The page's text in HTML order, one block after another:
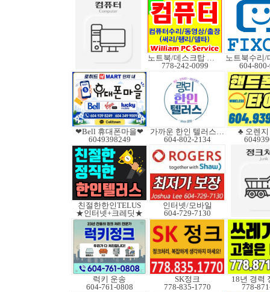
노트북/데스크탑 수리
778-242-0099
604-
❤Bell 휴대폰마을❤
6049398249
가까운 한인 텔러스쿠도
604-802-2134
♣ 오렌
친절한한인TELUS
★인터넷+크레딧★
인터넷/모바일
604-729-7130
럭키 운송
604-761-0808
SK정크
778-835-1770
18년 경력
778-